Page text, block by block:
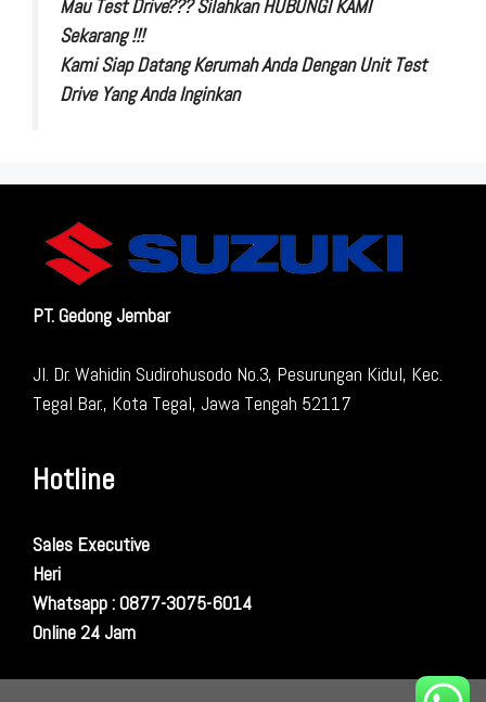
Mau Test Drive??? Silahkan HUBUNGI KAMI
Sekarang !!!
Kami Siap Datang Kerumah Anda Dengan Unit Test
Drive Yang Anda Inginkan
PT. Gedong Jembar
Jl. Dr. Wahidin Sudirohusodo No.3, Pesurungan Kidul, Kec.
Tegal Bar., Kota Tegal, Jawa Tengah 52117
Hotline
Sales Executive
Heri
Whatsapp : 0877-3075-6014
Online 24 Jam